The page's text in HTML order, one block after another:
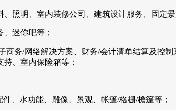
照明、室内装修公司、建筑设计服务、固定景
迷你吧等；
务/网络解决方案、财务/会计清单结算及控
、室内保险箱等；
、水功能、雕像、景观、帐篷/格栅/檐篷等；